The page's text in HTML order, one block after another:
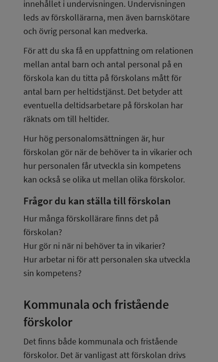
innehållet i undervisningen. Undervisningen
leds av förskollärarna, men även barnskötare
och övrig personal kan medverka.
För att du ska få en uppfattning om relationen
mellan antal barn och antal personal på en
förskola kan du titta på förskolans mått för
antal barn per heltidstjänst. Det betyder att
eventuella deltidsarbetare på förskolan har
räknats om till heltider.
Hur hög personalomsättningen är, hur
förskolan gör när de behöver ta in vikarier och
hur personalen får utveckla sin kompetens
kan också se olika ut mellan olika förskolor.
Frågor du kan ställa till förskolan
Hur många förskollärare finns det på
förskolan?
Hur gör ni när ni behöver ta in vikarier?
Hur arbetar ni för att personalen ska utveckla
sin kompetens?
Kommunala och fristående
förskolor
Det finns både kommunala och fristående
förskolor. Det är vanligast att förskolan drivs